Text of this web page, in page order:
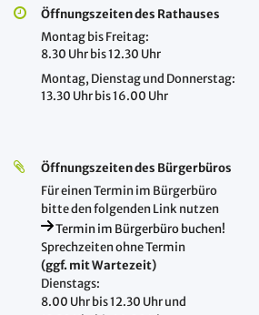
Öffnungszeiten des Rathauses
Montag bis Freitag:
8.30 Uhr bis 12.30 Uhr
Montag, Dienstag und Donnerstag:
13.30 Uhr bis 16.00 Uhr
Öffnungszeiten des Bürgerbüros
Für einen Termin im Bürgerbüro
bitte den folgenden Link nutzen
Termin im Bürgerbüro buchen!
Sprechzeiten ohne Termin
(ggf. mit Wartezeit)
Dienstags:
8.00 Uhr bis 12.30 Uhr und